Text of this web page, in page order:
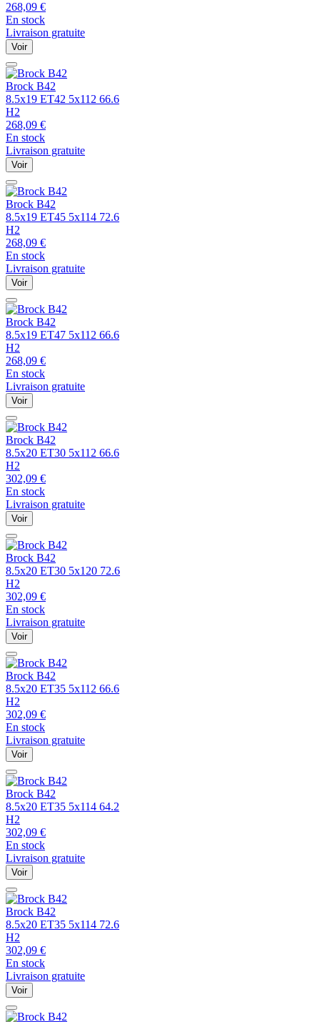
268,09 €
En stock
Livraison gratuite
Voir
Brock B42
8.5x19 ET42 5x112 66.6
H2
268,09 €
En stock
Livraison gratuite
Voir
Brock B42
8.5x19 ET45 5x114 72.6
H2
268,09 €
En stock
Livraison gratuite
Voir
Brock B42
8.5x19 ET47 5x112 66.6
H2
268,09 €
En stock
Livraison gratuite
Voir
Brock B42
8.5x20 ET30 5x112 66.6
H2
302,09 €
En stock
Livraison gratuite
Voir
Brock B42
8.5x20 ET30 5x120 72.6
H2
302,09 €
En stock
Livraison gratuite
Voir
Brock B42
8.5x20 ET35 5x112 66.6
H2
302,09 €
En stock
Livraison gratuite
Voir
Brock B42
8.5x20 ET35 5x114 64.2
H2
302,09 €
En stock
Livraison gratuite
Voir
Brock B42
8.5x20 ET35 5x114 72.6
H2
302,09 €
En stock
Livraison gratuite
Voir